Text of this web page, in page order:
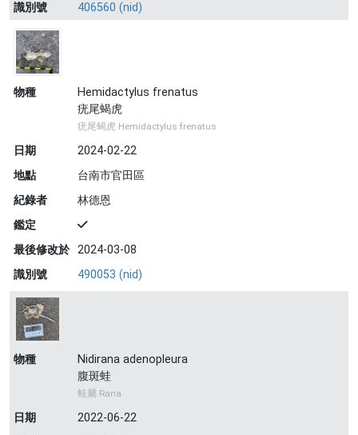
識別號
406560 (nid)
物種
Hemidactylus frenatus
疣尾蝎虎
疣尾蝎虎 Hemidactylus frenatus
日期
2024-02-22
地點
台南市官田區
紀錄者
林德恩
鑑定
最後修改於 2024-03-08
識別號
490053 (nid)
物種
Nidirana adenopleura
腹斑蛙
蛙屬 Rana
日期
2022-06-22